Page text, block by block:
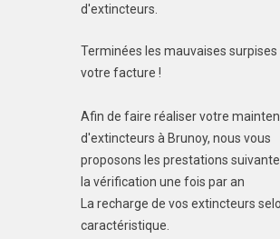
d'extincteurs.
Terminées les mauvaises surpises
votre facture !
Afin de faire réaliser votre
d'extincteurs à Brunoy, nous vous
proposons les prestations
la vérification une fois par an
La recharge de vos extincteurs
caractéristique.